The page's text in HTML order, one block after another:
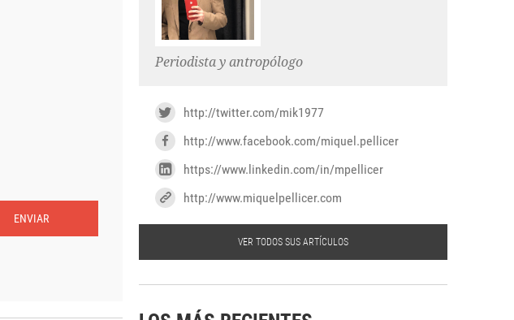
ENVIAR
Periodista y antropólogo
http://twitter.com/mik1977
http://www.facebook.com/miquel.pellicer
https://www.linkedin.com/in/mpellicer
http://www.miquelpellicer.com
VER TODOS SUS ARTÍCULOS